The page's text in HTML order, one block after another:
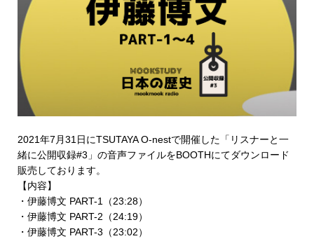
2021年7月31日にTSUTAYA O-nestで開催した「リスナーと一
緒に公開収録#3」の音声ファイルをBOOTHにてダウンロード
販売 しております。
【内容】
・伊藤博文 PART-1（23:28）
・伊藤博文 PART-2（24:19）
・伊藤博文 PART-3（23:02）